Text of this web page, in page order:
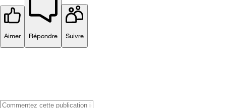
Aimer Répondre Suivre